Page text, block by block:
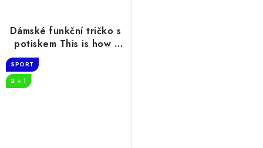
Dámské funkční tričko s
potiskem This is how I
SPORT
2 + 1